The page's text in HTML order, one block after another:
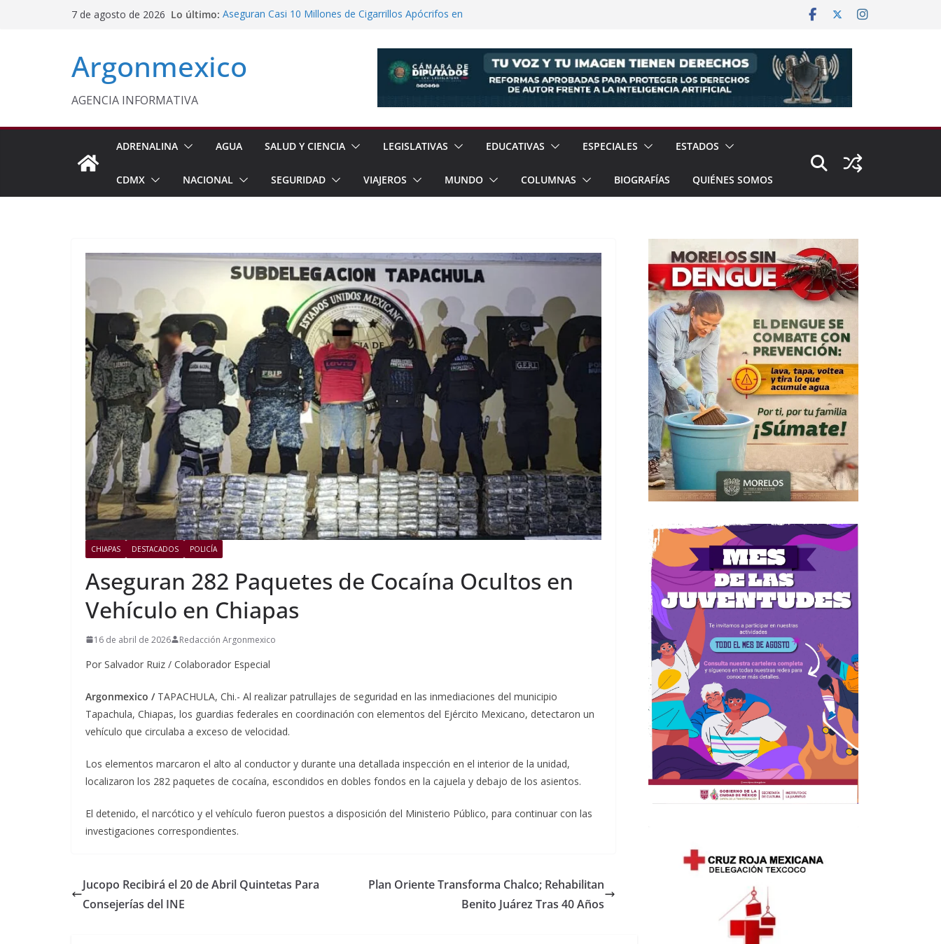
7 de agosto de 2026 Lo último: Aseguran Casi 10 Millones de Cigarrillos Apócrifos en
Cruzada Central por el Teatro Lleva Arte Escénico a 13
Homero Davis Llama a Jóvenes a Participar en la Vida Política
de México
Argonmexico
AGENCIA INFORMATIVA
ADRENALINA AGUA SALUD Y CIENCIA LEGISLATIVAS EDUCATIVAS ESPECIALES ESTADOS
CDMX NACIONAL SEGURIDAD VIAJEROS MUNDO COLUMNAS BIOGRAFÍAS QUIÉNES SOMOS
CHIAPAS DESTACADOS POLICÍA
Aseguran 282 Paquetes de Cocaína Ocultos en
Vehículo en Chiapas
16 de abril de 2026 Redacción Argonmexico
Por Salvador Ruiz / Colaborador Especial
Argonmexico / TAPACHULA, Chi.- Al realizar patrullajes de seguridad en las inmediaciones del municipio
Tapachula, Chiapas, los guardias federales en coordinación con elementos del Ejército Mexicano, detectaron un
vehículo que circulaba a exceso de velocidad.
Los elementos marcaron el alto al conductor y durante una detallada inspección en el interior de la unidad,
localizaron los 282 paquetes de cocaína, escondidos en dobles fondos en la cajuela y debajo de los asientos.
El detenido, el narcótico y el vehículo fueron puestos a disposición del Ministerio Público, para continuar con las
investigaciones correspondientes.
Jucopo Recibirá el 20 de Abril Quintetas Para
Consejerías del INE
Plan Oriente Transforma Chalco; Rehabilitan
Benito Juárez Tras 40 Años